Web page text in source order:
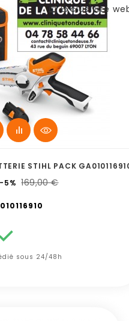
Exclusivité
STIHL PACK
-5% 169,00 €
sous 24/48h